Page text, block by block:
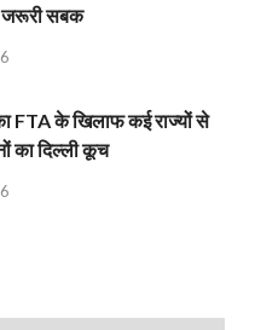
सबक
FTA के खिलाफ कई राज्यों से
का दिल्ली कूच